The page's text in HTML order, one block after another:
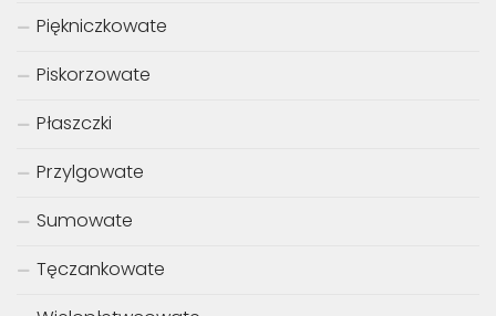
Piękniczkowate
Piskorzowate
Płaszczki
Przylgowate
Sumowate
Tęczankowate